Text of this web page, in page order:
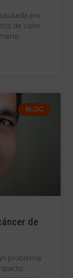
por
de calor
BLOG
de
problema